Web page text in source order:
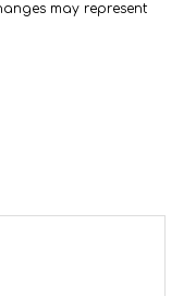
may represent